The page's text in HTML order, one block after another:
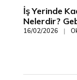
SGK/ İş Hukuku
İş Yerinde
Nelerdir?
16/02/2026 ❘